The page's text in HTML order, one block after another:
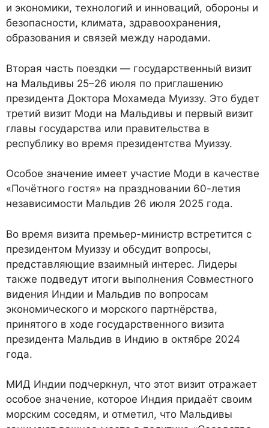
и экономики, технологий и инноваций, обороны и
безопасности, климата, здравоохранения,
образования и связей между народами.
Вторая часть поездки — государственный визит
на Мальдивы 25–26 июля по приглашению
президента Доктора Мохамеда Муиззу. Это будет
третий визит Моди на Мальдивы и первый визит
главы государства или правительства в
республику во время президентства Муиззу.
Особое значение имеет участие Моди в качестве
«Почётного гостя» на праздновании 60-летия
независимости Мальдив 26 июля 2025 года.
Во время визита премьер-министр встретится с
президентом Муиззу и обсудит вопросы,
представляющие взаимный интерес. Лидеры
также подведут итоги выполнения Совместного
видения Индии и Мальдив по вопросам
экономического и морского партнёрства,
принятого в ходе государственного визита
президента Мальдив в Индию в октябре 2024
года.
МИД Индии подчеркнул, что этот визит отражает
особое значение, которое Индия придаёт своим
морским соседям, и отметил, что Мальдивы